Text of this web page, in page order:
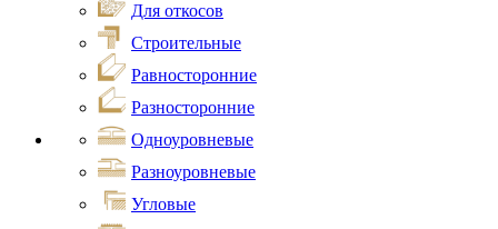
Для откосов
Строительные
Равносторонние
Разносторонние
Одноуровневые
Разноуровневые
Угловые